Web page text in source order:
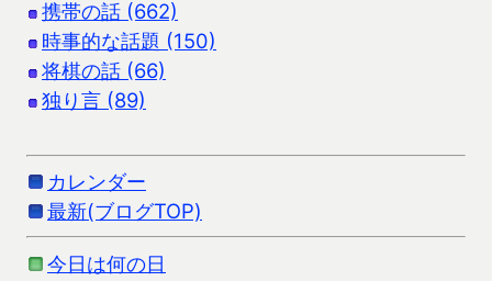
携帯の話 (662)
時事的な話題 (150)
将棋の話 (66)
独り言 (89)
カレンダー
最新(ブログTOP)
今日は何の日